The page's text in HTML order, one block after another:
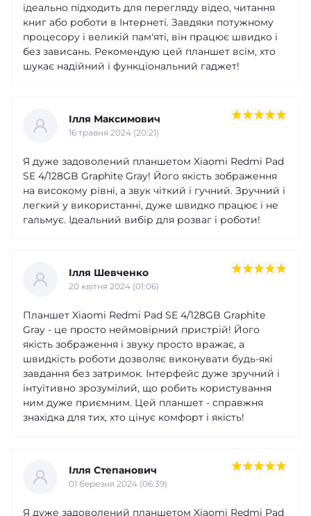
ідеально підходить для перегляду відео, читання
книг або роботи в Інтернеті. Завдяки потужному
процесору і великій пам'яті, він працює швидко і
без зависань. Рекомендую цей планшет всім, хто
шукає надійний і функціональний гаджет!
Ілля Максимович
16 травня 2024 (20:21)
Я дуже задоволений планшетом Xiaomi Redmi Pad
SE 4/128GB Graphite Gray! Його якість зображення
на високому рівні, а звук чіткий і гучний. Зручний і
легкий у використанні, дуже швидко працює і не
гальмує. Ідеальний вибір для розваг і роботи!
Ілля Шевченко
20 квітня 2024 (01:06)
Планшет Xiaomi Redmi Pad SE 4/128GB Graphite
Gray - це просто неймовірний пристрій! Його
якість зображення і звуку просто вражає, а
швидкість роботи дозволяє виконувати будь-які
завдання без затримок. Інтерфейс дуже зручний і
інтуїтивно зрозумілий, що робить користування
ним дуже приємним. Цей планшет - справжня
знахідка для тих, хто цінує комфорт і якість!
Ілля Степанович
01 березня 2024 (06:39)
Я дуже задоволений планшетом Xiaomi Redmi Pad